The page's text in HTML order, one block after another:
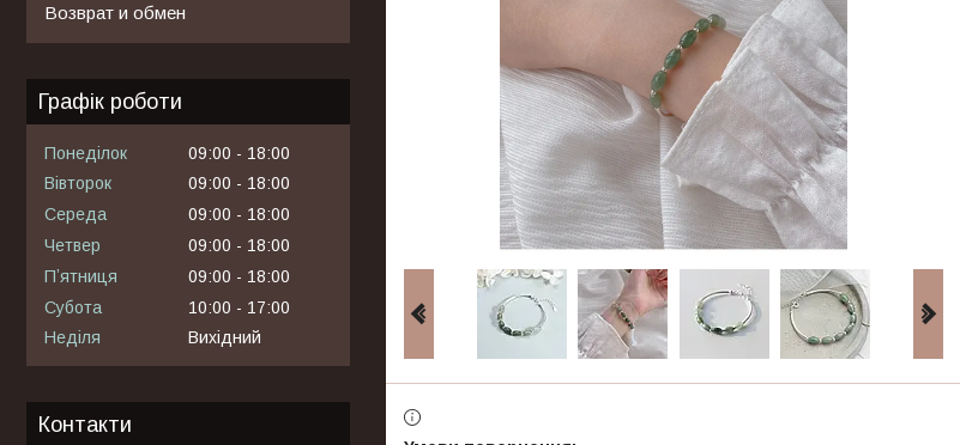
Возврат и обмен
Графік роботи
Понеділок 09:00
18:00
Вівторок
09:00
18:00
Середа
09:00
18:00
Четвер
09:00
18:00
Пʼятниця
09:00
18:00
Субота
10:00
17:00
Неділя
Вихідний
Контакти